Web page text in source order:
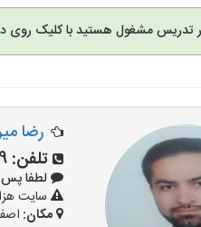
تدریس مشغول هستید با کلیک روی
رضا
تلفن:
لطفا پس
سایت
مکان: